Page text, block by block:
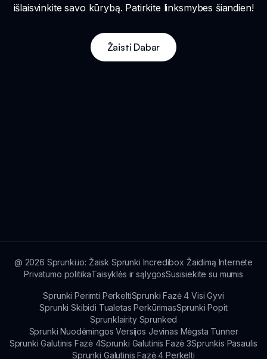
išlaisvinkite savo kūrybą. Patirkite linksmybes šiandien!
Žaisti Dabar
@ 2026 Sprunki.io: Žaisk Sprunki Incredibox Žaidimą Internete
Privatumo politikaTaisyklės ir sąlygosSusisiekite su mumis
Sprunki Perimti PerkeltiSprunki Fazė 4 Visi Gyvi
Sprunki Skibidi Tualetas PerkūrimasSprunki Popit
Sprunklairity Sprunked
Sprunki Nuodėmingos Versijos Jevinas Mėgsta Tunner
Sprunki Galutinis Fazė 4Sprunki Galutinis Fazė 3Sprunkis Pasaulis
Sprunki Galutinis Fazė 4 Perkelti